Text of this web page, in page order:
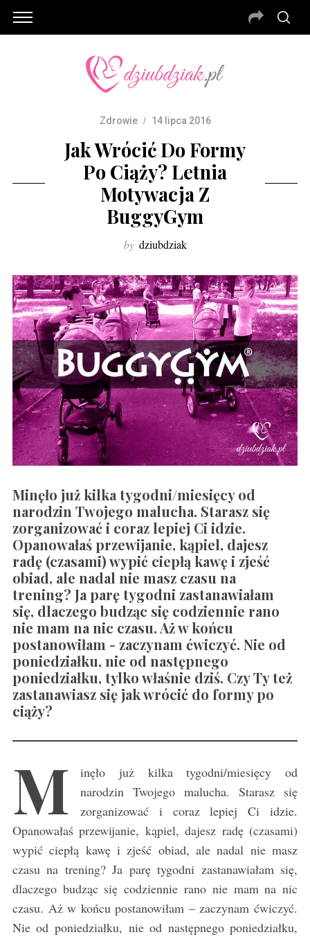
Zdrowie 14 lipca 2016
Jak Wrócić Do Formy
Po Ciąży? Letnia
Motywacja Z
BuggyGym
by dziubdziak
Minęło już kilka tygodni/miesięcy od
narodzin Twojego malucha. Starasz się
zorganizować i coraz lepiej Ci idzie.
Opanowałaś przewijanie, kąpiel, dajesz
radę (czasami) wypić ciepłą kawę i zjeść
obiad, ale nadal nie masz czasu na
trening? Ja parę tygodni zastanawiałam
się, dlaczego budząc się codziennie rano
nie mam na nic czasu. Aż w końcu
postanowiłam - zaczynam ćwiczyć. Nie od
poniedziałku, nie od następnego
poniedziałku, tylko właśnie dziś. Czy Ty też
zastanawiasz się jak wrócić do formy po
ciąży?
M
inęło już kilka tygodni/miesięcy od
narodzin Twojego malucha. Starasz się
zorganizować i coraz lepiej Ci idzie.
Opanowałaś przewijanie, kąpiel, dajesz radę (czasami)
wypić ciepłą kawę i zjeść obiad, ale nadal nie masz
czasu na trening? Ja parę tygodni zastanawiałam się,
dlaczego budząc się codziennie rano nie mam na nic
czasu. Aż w końcu postanowiłam – zaczynam ćwiczyć.
Nie od poniedziałku, nie od następnego poniedziałku,